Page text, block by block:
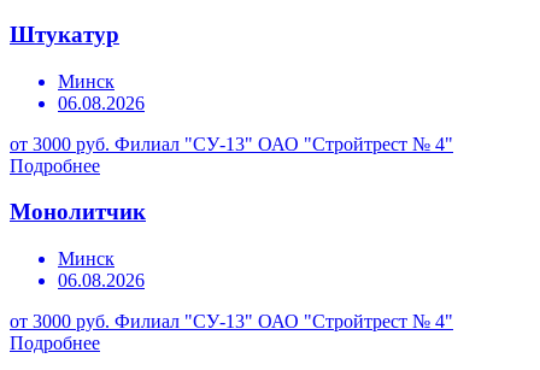
Штукатур
Минск
06.08.2026
от 3000 руб. Филиал "СУ-13" ОАО "Стройтрест № 4"
Подробнее
Монолитчик
Минск
06.08.2026
от 3000 руб. Филиал "СУ-13" ОАО "Стройтрест № 4"
Подробнее